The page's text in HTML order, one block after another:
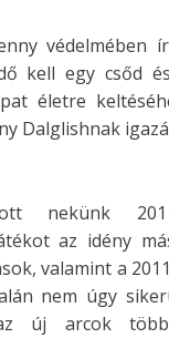
védelmében
kell egy csőd
életre
Dalglishnak
nekünk
az idény
valamint a
nem úgy
új arcok